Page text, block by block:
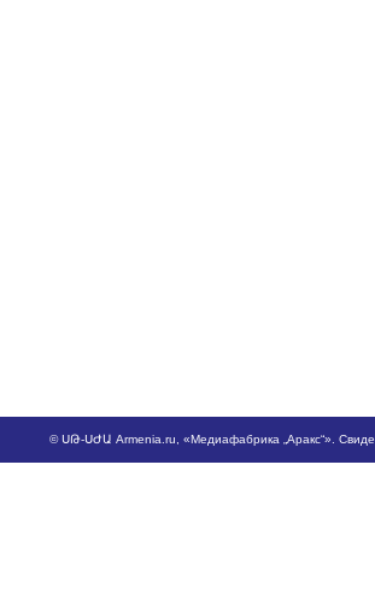
©ՍԹ-ՍԺԱ Armenia.ru , «Медиафабрика „Аракс“».